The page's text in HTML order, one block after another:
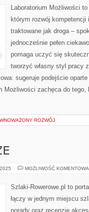
Laboratorium Możliwości
którym rozwój
traktowane jak droga –
jednocześnie pełen
pomaga uczyć się
tworzyć własny styl pracy
sugeruje podejście
Możliwości zachęca do
ROZWÓJ
MOŻLIWOŚĆ
Szlaki-Rowerowe.pl to
łączy w jednym miejscu
porady oraz recenzje